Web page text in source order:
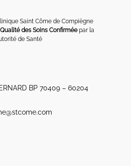
Saint Côme de Compiègne
Qualité des Soins Confirméepar la
de Santé
BP 70409 – 60204